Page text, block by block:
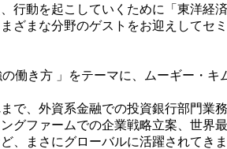
行動を起こしていくために「東洋経
ざまな分野のゲストをお迎えしてセ
働き方 」をテーマに、ムーギー・キ
で、外資系金融での投資銀行部門業
グファームでの企業戦略立案、世界
、まさにグローバルに活躍されてき